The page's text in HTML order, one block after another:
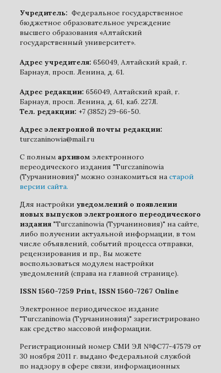
Учредитель: Федеральное государственное
бюджетное образовательное учреждение
высшего образования «Алтайский
государственный университет».
Адрес учредителя: 656049, Алтайский край, г.
Барнаул, просп. Ленина, д. 61.
Адрес редакции: 656049, Алтайский край, г.
Барнаул, просп. Ленина, д. 61, каб. 227Л.
Тел. редакции: +7 (3852) 29-66-50.
Адрес электронной почты редакции:
turczaninowia@mail.ru
С полным архивом электронного
переодического издания "Turczaninowia
(Турчаниновия)" можно ознакомиться на старой
версии сайта.
Для настройки уведомлений о появлении
новых выпусков электронного переодического
издания "Turczaninowia (Турчаниновия)" на сайте,
либо получении актуальной информации, в том
числе объявлений, событий процесса отправки,
рецензирования и пр., Вы можете
воспользоваться модулем настройки
уведомлений (справа на главной странице).
ISSN 1560-7259 Print, ISSN 1560-7267 Online
Электронное периодическое издание
"Turczaninowia (Турчаниновия)" зарегистрировано
как средство массовой информации.
Регистрационный номер СМИ ЭЛ №ФС77-47579 от
30 ноября 2011 г. выдано Федеральной службой
по надзору в сфере связи, информационных